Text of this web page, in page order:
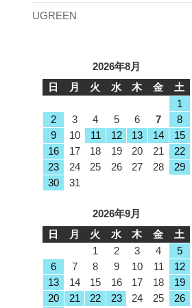
UGREEN
2026年8月
日
月 火 水 木 金
土
1
2
3 4 5 6 7
8
9
10 11 12 13 14
15
16
17 18 19 20 21
22
23
24 25 26 27 28
29
30
31
2026年9月
日
月 火 水 木 金
土
1
2 3 4
5
6
7 8 9 10 11
12
13
14 15 16 17 18
19
20
21 22 23 24 25
26